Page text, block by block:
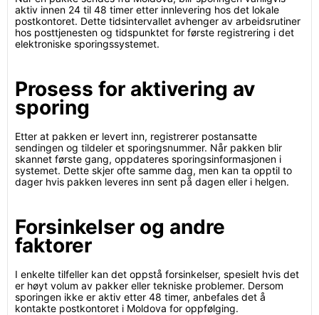
aktiv innen 24 til 48 timer etter innlevering hos det lokale
postkontoret. Dette tidsintervallet avhenger av arbeidsrutiner
hos posttjenesten og tidspunktet for første registrering i det
elektroniske sporingssystemet.
Prosess for aktivering av
sporing
Etter at pakken er levert inn, registrerer postansatte
sendingen og tildeler et sporingsnummer. Når pakken blir
skannet første gang, oppdateres sporingsinformasjonen i
systemet. Dette skjer ofte samme dag, men kan ta opptil to
dager hvis pakken leveres inn sent på dagen eller i helgen.
Forsinkelser og andre
faktorer
I enkelte tilfeller kan det oppstå forsinkelser, spesielt hvis det
er høyt volum av pakker eller tekniske problemer. Dersom
sporingen ikke er aktiv etter 48 timer, anbefales det å
kontakte postkontoret i Moldova for oppfølging.